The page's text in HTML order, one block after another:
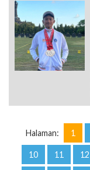
Halaman: 1
10 11 12